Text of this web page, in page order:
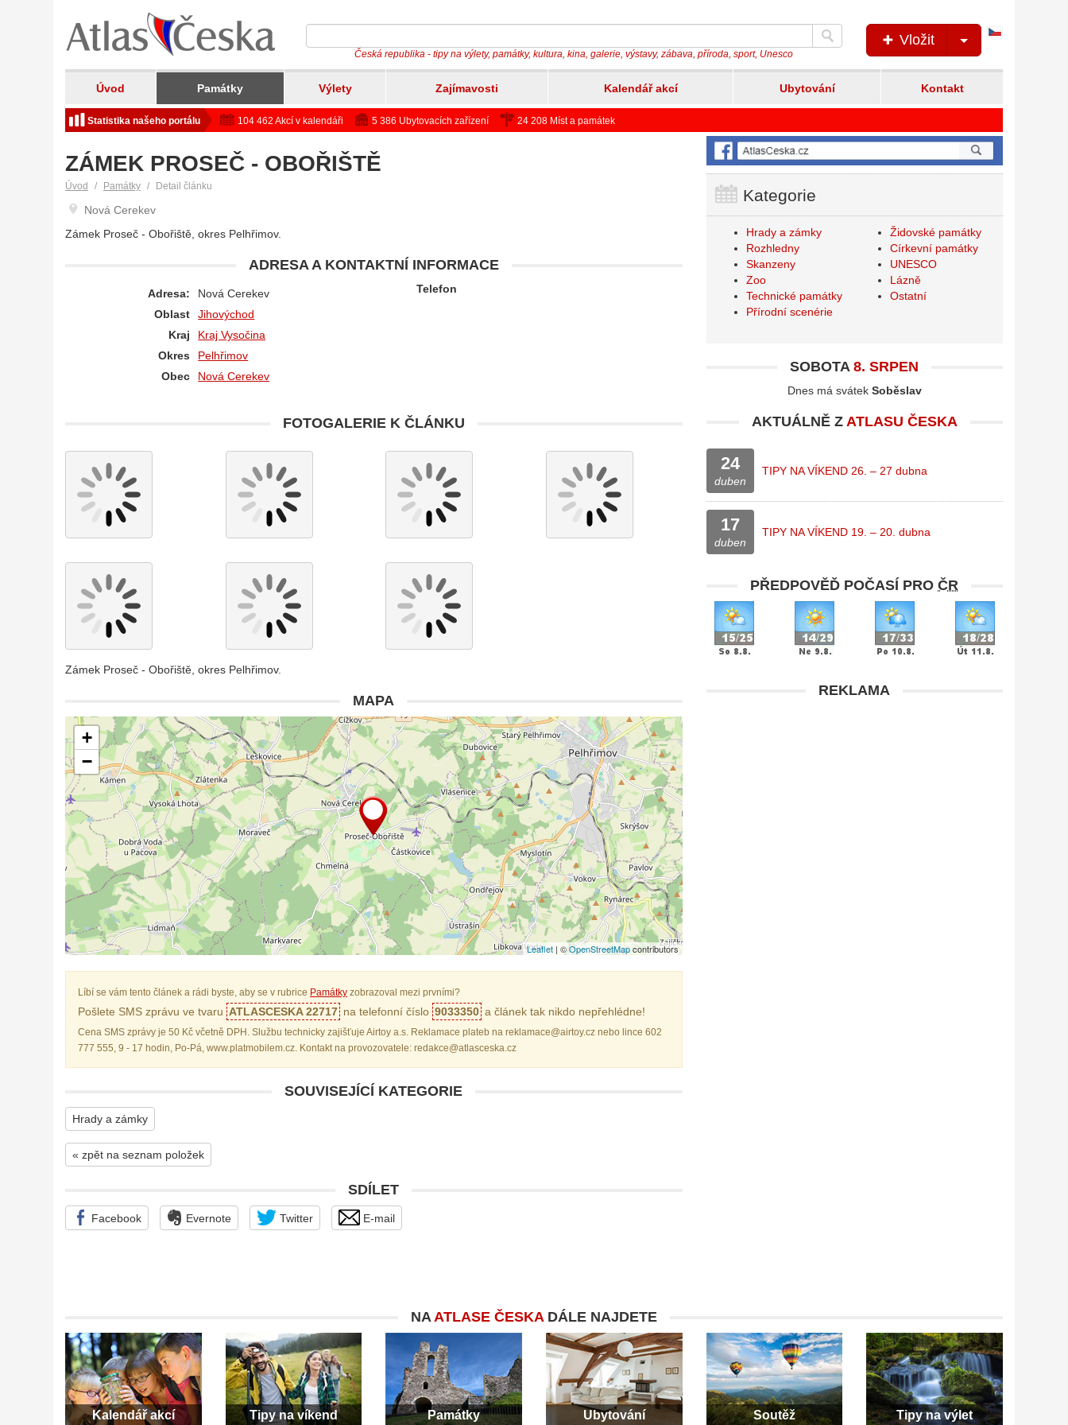
Česká republika - tipy na výlety, památky, kultura, kina, galerie, výstavy, zábava, příroda, sport, Unesco
Vložit
Úvod Památky Výlety Zajímavosti Kalendář akcí Ubytování Kontakt
Statistika našeho portálu 104 462 Akcí v kalendáři 5 386 Ubytovacích zařízení 24 208 Míst a památek
ZÁMEK PROSEČ - OBOŘIŠTĚ
Úvod Památky Detail článku
Nová Cerekev
Zámek Proseč - Obořiště, okres Pelhřimov.
ADRESA A KONTAKTNÍ INFORMACE
Adresa:
Nová Cerekev
Oblast
Jihovýchod
Kraj
Kraj Vysočina
Okres
Pelhřimov
Obec
Nová Cerekev
Telefon
FOTOGALERIE K ČLÁNKU
Zámek Proseč - Obořiště, okres Pelhřimov.
MAPA
+
−
Leaflet| ©OpenStreetMapcontributors
Líbí se vám tento článek a rádi byste, aby se v rubrice Památky zobrazoval mezi prvními?
Pošlete SMS zprávu ve tvaru ATLASCESKA 22717 na telefonní číslo 9033350 a článek tak nikdo nepřehlédne!
Cena SMS zprávy je 50 Kč včetně DPH. Službu technicky zajišťuje Airtoy a.s. Reklamace plateb na reklamace@airtoy.cz nebo lince 602
777 555, 9 - 17 hodin, Po-Pá, www.platmobilem.cz. Kontakt na provozovatele: redakce@atlasceska.cz
SOUVISEJÍCÍ KATEGORIE
Hrady a zámky
« zpět na seznam položek
SDÍLET
Facebook Evernote Twitter E-mail
Kategorie
Hrady a zámky
Rozhledny
Skanzeny
Zoo
Technické památky
Přírodní scenérie
Židovské památky
Církevní památky
UNESCO
Lázně
Ostatní
SOBOTA8. SRPEN
Dnes má svátek Soběslav
AKTUÁLNĚ Z ATLASU ČESKA
24
duben
TIPY NA VÍKEND 26. – 27 dubna
17
duben
TIPY NA VÍKEND 19. – 20. dubna
PŘEDPOVĚĎ POČASÍ PROČR
REKLAMA
NAATLASE ČESKADÁLE NAJDETE
Kalendář akcí Tipy na víkend Památky Ubytování Soutěž Tipy na výlet